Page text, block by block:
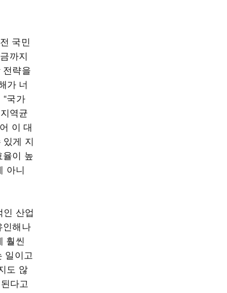
국민
까지
략을
가 너
국가
역균
이 대
있게 지
이 높
아니
인 산업
인해나
훨씬
일이고
도 않
다고